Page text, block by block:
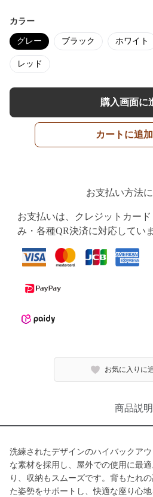
カラー
グレー ブラック ホワイト
レッド
購入画面に
カートに追
お支払い方法
お支払いは、クレジットカー
み・各種QR決済に対応してい
お気に入りに
商品説明
洗練されたデザインのハイバックア
な素材を採用し、屋外での使用に最
り、収納もスムーズです。背もたれ
た姿勢をサポートし、快適な座り心